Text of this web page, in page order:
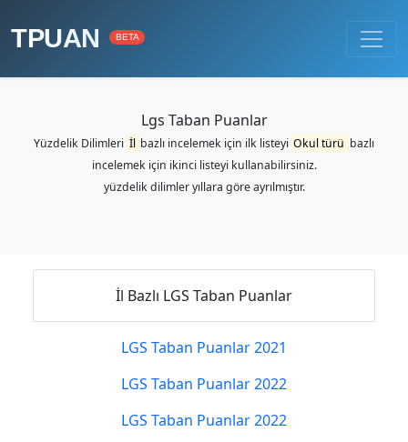
TPUAN BETA
Lgs Taban Puanlar
Yüzdelik Dilimleri İl bazlı incelemek için ilk listeyi Okul türü bazlı
incelemek için ikinci listeyi kullanabilirsiniz.
yüzdelik dilimler yıllara göre ayrılmıştır.
İl Bazlı LGS Taban Puanlar
LGS Taban Puanlar 2021
LGS Taban Puanlar 2022
LGS Taban Puanlar 2022